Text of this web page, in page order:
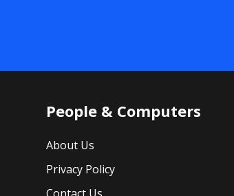
People & Computers
About Us
Privacy Policy